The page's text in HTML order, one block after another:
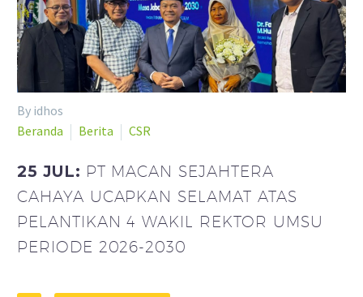
By idhos
Beranda
Berita CSR
25 JUL: PT MACAN SEJAHTERA
CAHAYA UCAPKAN SELAMAT ATAS
PELANTIKAN 4 WAKIL REKTOR UMSU
PERIODE 2026-2030